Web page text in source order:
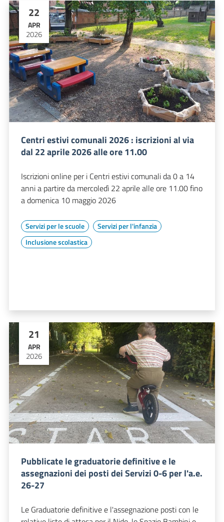
22
APR
2026
Centri estivi comunali 2026 : iscrizioni al via
dal 22 aprile 2026 alle ore 11.00
Iscrizioni online per i Centri estivi comunali da 0 a 14
anni a partire da mercoledì 22 aprile alle ore 11.00 fino
a domenica 10 maggio 2026
Servizi per le scuole
Servizi per l'infanzia
Inclusione scolastica
21
APR
2026
Pubblicate le graduatorie definitive e le
assegnazioni dei posti dei Servizi 0-6 per l'a.e.
26-27
Le Graduatorie definitive e l'assegnazione posti con le